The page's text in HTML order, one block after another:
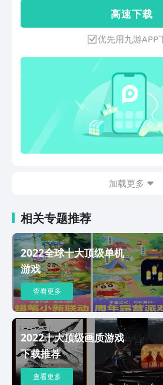
地点展开对战！
高 速 下 载
优先用九游APP
加载更多
相关专题推荐
2022全球十大顶级单机
游戏
查看更多
2022十大顶级画质游戏
下载推荐
查看更多